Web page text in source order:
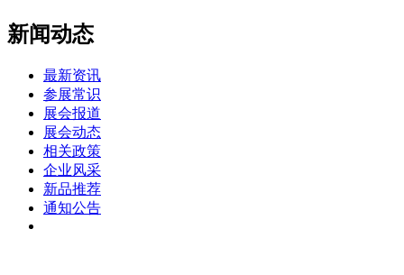
新闻动态
最新资讯
参展常识
展会报道
展会动态
相关政策
企业风采
新品推荐
通知公告